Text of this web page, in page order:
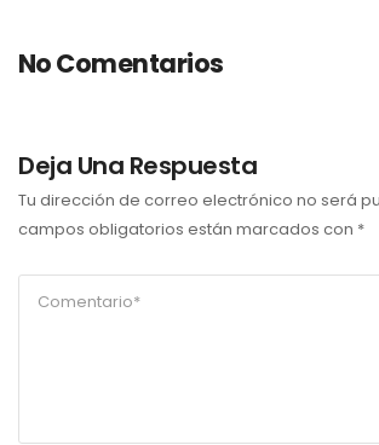
No Comentarios
Deja Una Respuesta
Tu dirección de correo electrónico no será
campos obligatorios están marcados con *